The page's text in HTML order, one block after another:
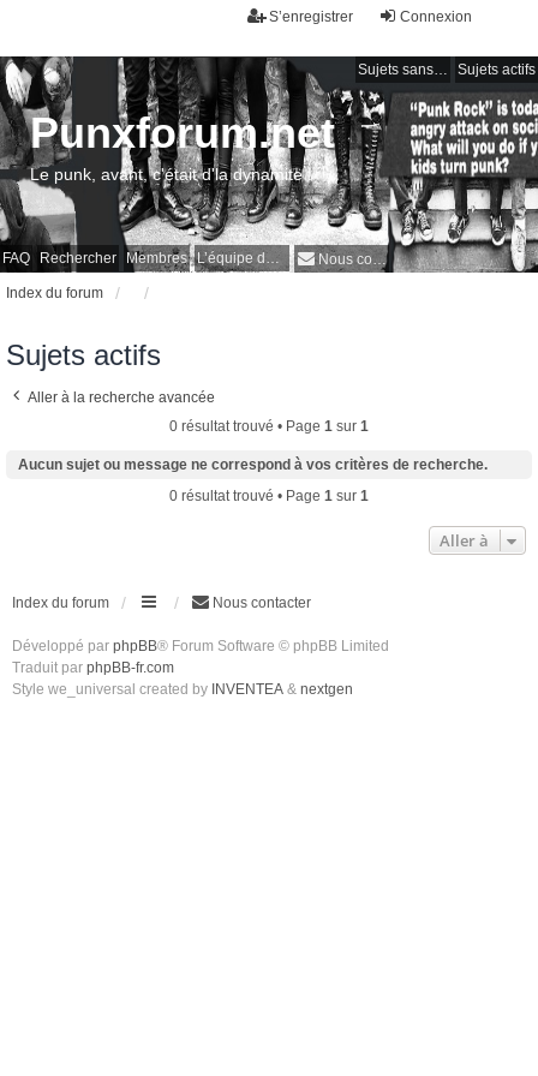
Connexion
S’enregistrer
Sujets sans réponse Sujets actifs
FAQ Rechercher Membres L’équipe du forum Nous contacter
Punxforum.net
Le punk, avant, c'était d'la dynamite !
Index du forum
Sujets actifs
Aller à la recherche avancée
0 résultat trouvé • Page 1 sur 1
Aucun sujet ou message ne correspond à vos critères de recherche.
0 résultat trouvé • Page 1 sur 1
Aller à
Index du forum Nous contacter
Développé par phpBB® Forum Software © phpBB Limited
Traduit par phpBB-fr.com
Style we_universal created by INVENTEA & nextgen